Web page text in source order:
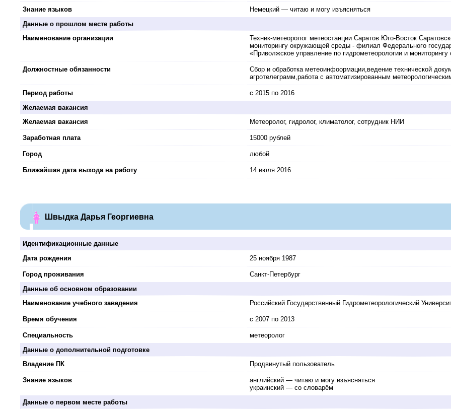
Знание языков
Немецкий — читаю и могу изъясняться
Данные о прошлом месте работы
Наименование организации
Техник-метеоролог метеостанции Саратов Юго-Восток
мониторингу окружающей среды - филиал Федерального
«Приволжское управление по гидрометеорологии и
Должностные обязанности
Сбор и обработка метеоинфоормации,ведение технической
агротелеграмм,работа с автоматизированным
Период работы
с 2015 по 2016
Желаемая вакансия
Желаемая вакансия
Метеоролог, гидролог, климатолог, сотрудник НИИ
Заработная плата 15000 рублей
Город любой
Ближайшая дата выхода на работу 14 июля 2016
Швыдка Дарья Георгиевна
Идентификационные данные
Дата рождения
25 ноября 1987
Город проживания
Санкт-Петербург
Данные об основном образовании
Наименование учебного заведения
Российский Государственный Гидрометеорологический
Время обучения с 2007 по 2013
Специальность
метеоролог
Данные о дополнительной подготовке
Владение ПК
Продвинутый пользователь
Знание языков
английский — читаю и могу изъясняться
украинский — со словарём
Данные о первом месте работы